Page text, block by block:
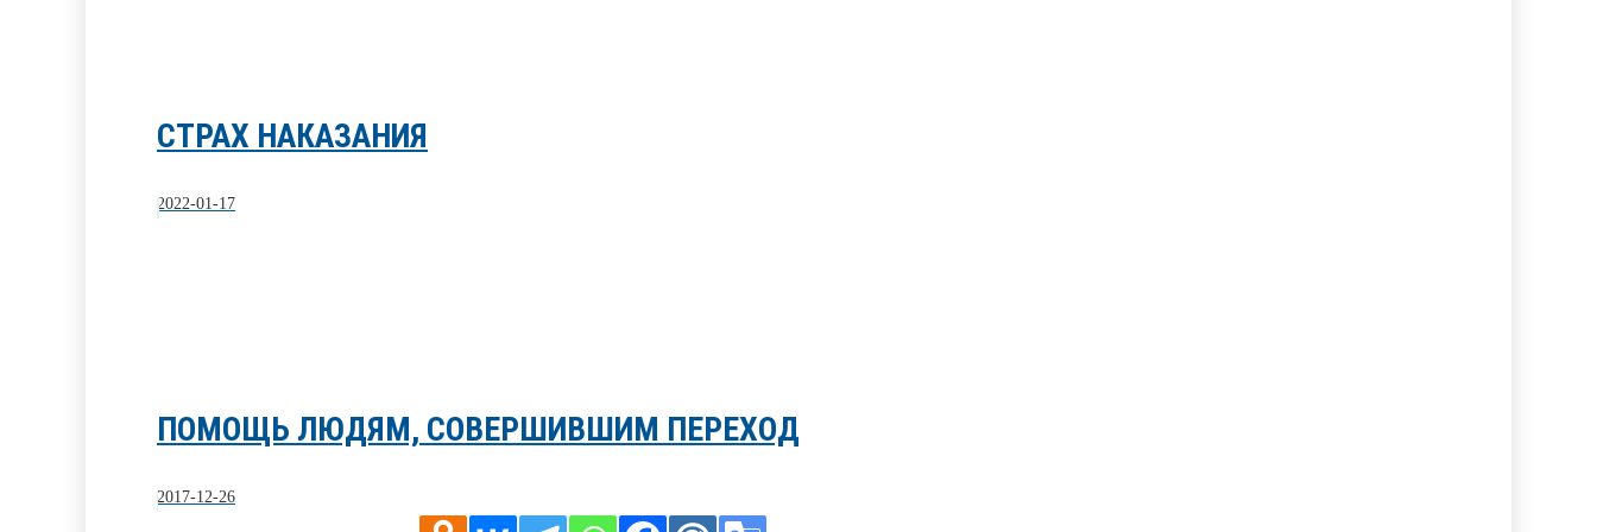
СТРАХ НАКАЗАНИЯ
2022-01-17
ПОМОЩЬ ЛЮДЯМ, СОВЕРШИВШИМ ПЕРЕХОД
2017-12-26